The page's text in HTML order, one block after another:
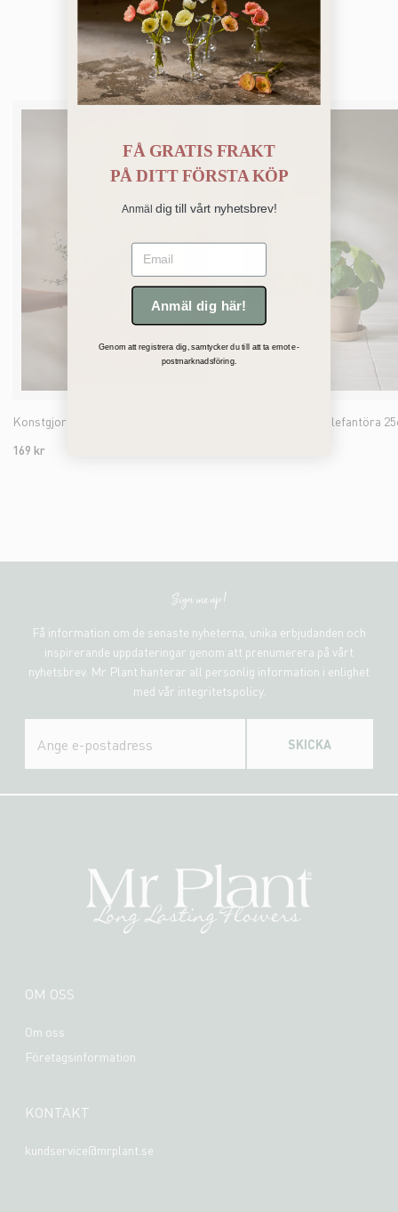
Du kanske också gillar
169 kr
Konstgjord grön Elefantöra
Sign me up!
Få information om de senaste nyheterna, unika erbjudanden och
inspirerande uppdateringar genom att prenumerera på vårt
nyhetsbrev. Mr Plant hanterar all personlig information i enlighet
med vår integritetspolicy.
SKICKA
OM OSS
Om oss
Företagsinformation
KONTAKT
kundservice@mrplant.se
FÅ GRATIS FRAKT
PÅDITT FÖRSTA KÖP
Anmäl dig till vårt nyhetsbrev!
Email
Anmäl dig här!
Genom att registrera dig, samtycker du till att ta emot e-
postmarknadsföring.